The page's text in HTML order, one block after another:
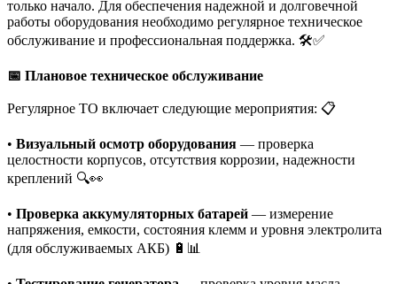
только начало. Для обеспечения надежной и долговечной
работы оборудования необходимо регулярное техническое
обслуживание и профессиональная поддержка. 🛠️✅
📅 Плановое техническое обслуживание
Регулярное ТО включает следующие мероприятия: 📋
• Визуальный осмотр оборудования — проверка
целостности корпусов, отсутствия коррозии, надежности
креплений 🔍👀
• Проверка аккумуляторных батарей — измерение
напряжения, емкости, состояния клемм и уровня электролита
(для обслуживаемых АКБ) 🔋📊